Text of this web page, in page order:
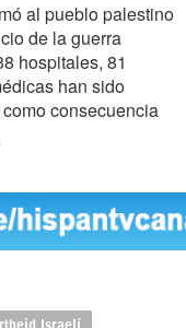
al pueblo palestino
de la guerra
hospitales, 81
han sido
consecuencia
Israelí